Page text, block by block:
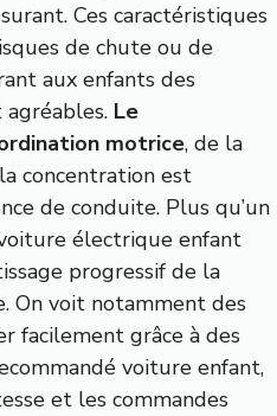
Ces caractéristiques
de chute ou de
aux enfants des
Le
motrice, de la
concentration est
de conduite. Plus qu’un
électrique enfant
progressif de la
On voit notamment des
facilement grâce à des
voiture enfant,
et les commandes